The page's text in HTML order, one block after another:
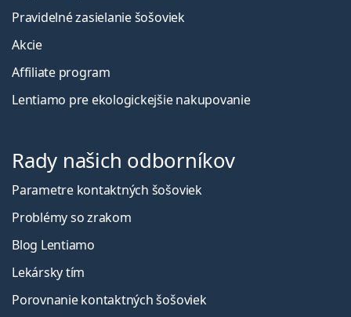
Pravidelné zasielanie šošoviek
Akcie
Affiliate program
Lentiamo pre ekologickejšie nakupovanie
Rady našich odborníkov
Parametre kontaktných šošoviek
Problémy so zrakom
Blog Lentiamo
Lekársky tím
Porovnanie kontaktných šošoviek